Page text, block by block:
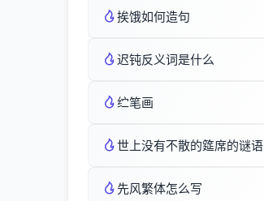
挨饿如何造句
迟钝反义词是什么
纻笔画
世上没有不散的筵席的谜语
先风繁体怎么写